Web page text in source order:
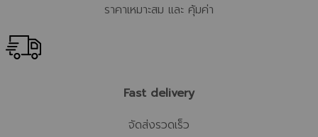
ราคาเหมาะสม และ คุ้มค่า
Fast delivery
จัดส่งรวดเร็ว